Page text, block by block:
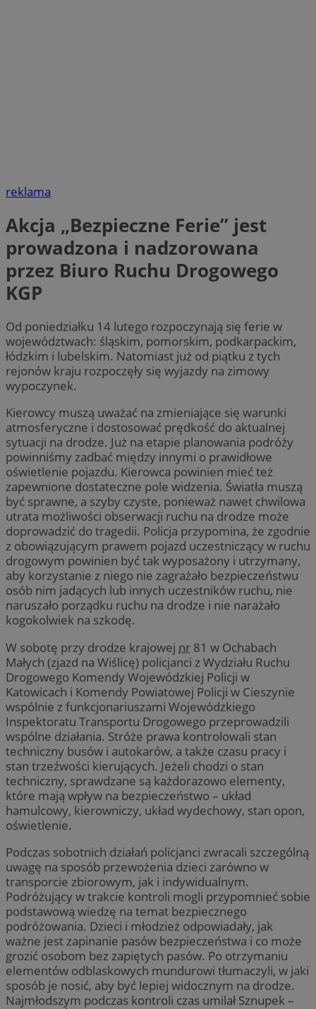
reklama
Akcja „Bezpieczne Ferie” jest
prowadzona i nadzorowana
przez Biuro Ruchu Drogowego
KGP
Od poniedziałku 14 lutego rozpoczynają się ferie w
województwach: śląskim, pomorskim, podkarpackim,
łódzkim i lubelskim. Natomiast już od piątku z tych
rejonów kraju rozpoczęły się wyjazdy na zimowy
wypoczynek.
Kierowcy muszą uważać na zmieniające się warunki
atmosferyczne i dostosować prędkość do aktualnej
sytuacji na drodze. Już na etapie planowania podróży
powinniśmy zadbać między innymi o prawidłowe
oświetlenie pojazdu. Kierowca powinien mieć też
zapewnione dostateczne pole widzenia. Światła muszą
być sprawne, a szyby czyste, ponieważ nawet chwilowa
utrata możliwości obserwacji ruchu na drodze może
doprowadzić do tragedii. Policja przypomina, że zgodnie
z obowiązującym prawem pojazd uczestniczący w ruchu
drogowym powinien być tak wyposażony i utrzymany,
aby korzystanie z niego nie zagrażało bezpieczeństwu
osób nim jadących lub innych uczestników ruchu, nie
naruszało porządku ruchu na drodze i nie narażało
kogokolwiek na szkodę.
W sobotę przy drodze krajowej nr 81 w Ochabach
Małych (zjazd na Wiślicę) policjanci z Wydziału Ruchu
Drogowego Komendy Wojewódzkiej Policji w
Katowicach i Komendy Powiatowej Policji w Cieszynie
wspólnie z funkcjonariuszami Wojewódzkiego
Inspektoratu Transportu Drogowego przeprowadzili
wspólne działania. Stróże prawa kontrolowali stan
techniczny busów i autokarów, a także czasu pracy i
stan trzeźwości kierujących. Jeżeli chodzi o stan
techniczny, sprawdzane są każdorazowo elementy,
które mają wpływ na bezpieczeństwo – układ
hamulcowy, kierowniczy, układ wydechowy, stan opon,
oświetlenie.
Podczas sobotnich działań policjanci zwracali szczególną
uwagę na sposób przewożenia dzieci zarówno w
transporcie zbiorowym, jak i indywidualnym.
Podróżujący w trakcie kontroli mogli przypomnieć sobie
podstawową wiedzę na temat bezpiecznego
podróżowania. Dzieci i młodzież odpowiadały, jak
ważne jest zapinanie pasów bezpieczeństwa i co może
grozić osobom bez zapiętych pasów. Po otrzymaniu
elementów odblaskowych mundurowi tłumaczyli, w jaki
sposób je nosić, aby być lepiej widocznym na drodze.
Najmłodszym podczas kontroli czas umilał Sznupek –